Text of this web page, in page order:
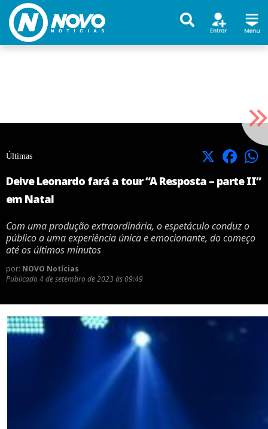
Últimas X Facebook
Deive Leonardo fará a tour “A Resposta – parte II”
em Natal
Com uma produção extraordinária, o espetáculo conduz o
público a uma experiência única e emocionante, do começo
até os últimos minutos
por: NOVO Notícias
Publicado 4 de setembro de 2023 às 09:49